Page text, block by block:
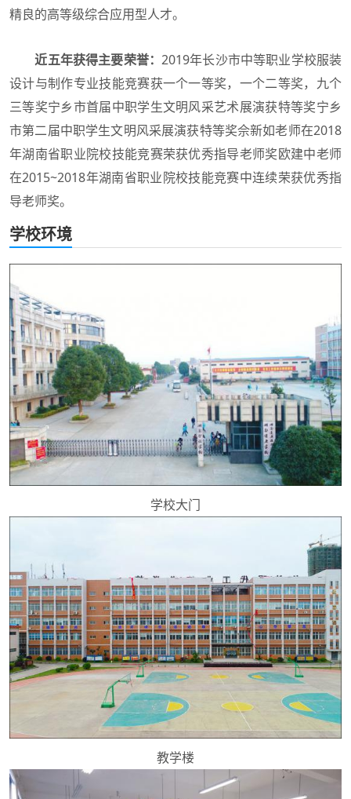
精良的高等级综合应用型人才。
近五年获得主要荣誉：2019年长沙市中等职业学校服装
设计与制作专业技能竞赛获一个一等奖，一个二等奖，九个
三等奖宁乡市首届中职学生文明风采艺术展演获特等奖宁乡
市第二届中职学生文明风采展演获特等奖佘新如老师在2018
年湖南省职业院校技能竞赛荣获优秀指导老师奖欧建中老师
在2015~2018年湖南省职业院校技能竞赛中连续荣获优秀指
导老师奖。
学校环境
学校大门
教学楼